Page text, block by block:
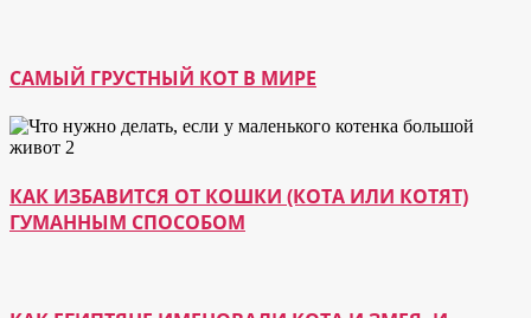
САМЫЙ ГРУСТНЫЙ КОТ В МИРЕ
КАК ИЗБАВИТСЯ ОТ КОШКИ (КОТА ИЛИ КОТЯТ)
ГУМАННЫМ СПОСОБОМ